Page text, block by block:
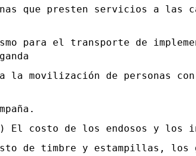
que presten servicios a las
para el transporte de
la movilización de personas
costo de los endosos y los
de timbre y estampillas, los